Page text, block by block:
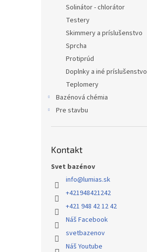
Solinátor - chlorátor
Testery
Skimmery a príslušenstvo
Sprcha
Protiprúd
Doplnky a iné príslušenstvo
Teplomery
Bazénová chémia
Pre stavbu
Kontakt
Svet bazénov
info@lumias.sk
+421948421242
+421 948 42 12 42
Náš Facebook
svetbazenov
Náš Youtube